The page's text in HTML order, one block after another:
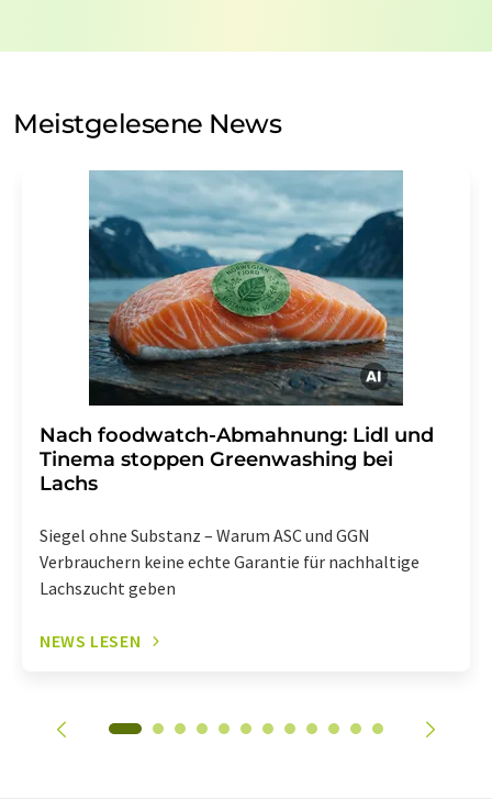
auf Basis unsererDatenschutzerklärung. LUMITOS darf
Meinungsforschung per E-Mail kontaktieren. Ihre
Einwilligung können Sie jederzeit ohne Angabe von
Str. 2, 12489 Berlin oder per E-Mail unter
widerruf@lumitos.commit Wirkung für die Zukunft
widerrufen. Zudem ist in jeder E-Mail ein Link zur
Abbestellung des entsprechenden Newsletters
enthalten.
Meistgelesene News
Nach foodwatch-Abmahnung: Lidl und
Tinema stoppen Greenwashing bei
Lachs
Siegel ohne Substanz – Warum ASC und GGN
Verbrauchern keine echte Garantie für nachhaltige
Lachszucht geben
NEWS LESEN